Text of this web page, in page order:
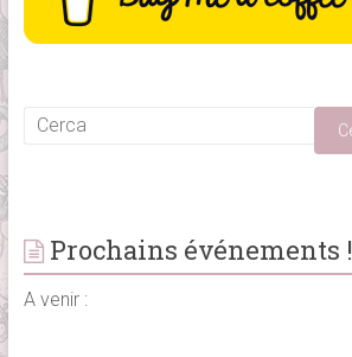
Prochains événements !
A venir :